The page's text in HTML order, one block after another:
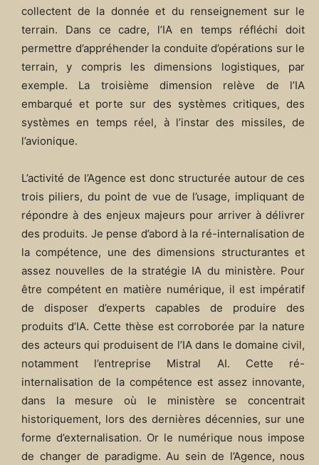
collectent de la donnée et du renseignement sur le
terrain. Dans ce cadre, l’IA en temps réfléchi doit
permettre d’appréhender la conduite d’opérations sur le
terrain, y compris les dimensions logistiques, par
exemple. La troisième dimension relève de l’IA
embarqué et porte sur des systèmes critiques, des
systèmes en temps réel, à l’instar des missiles, de
l’avionique.
L’activité de l’Agence est donc structurée autour de ces
trois piliers, du point de vue de l’usage, impliquant de
répondre à des enjeux majeurs pour arriver à délivrer
des produits. Je pense d’abord à la ré-internalisation de
la compétence, une des dimensions structurantes et
assez nouvelles de la stratégie IA du ministère. Pour
être compétent en matière numérique, il est impératif
de disposer d’experts capables de produire des
produits d’IA. Cette thèse est corroborée par la nature
des acteurs qui produisent de l’IA dans le domaine civil,
notamment l’entreprise Mistral AI. Cette ré-
internalisation de la compétence est assez innovante,
dans la mesure où le ministère se concentrait
historiquement, lors des dernières décennies, sur une
forme d’externalisation. Or le numérique nous impose
de changer de paradigme. Au sein de l’Agence, nous